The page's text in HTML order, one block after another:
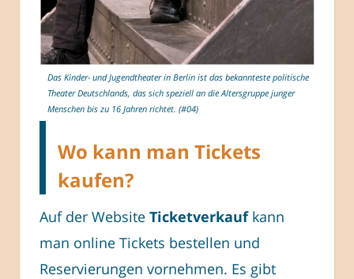
Das Kinder- und Jugendtheater in Berlin ist das bekannteste politische
Theater Deutschlands, das sich speziell an die Altersgruppe junger
Menschen bis zu 16 Jahren richtet. (#04)
Wo kann man Tickets
kaufen?
Auf der Website Ticketverkaufkann
man online Tickets bestellen und
Reservierungen vornehmen. Es gibt